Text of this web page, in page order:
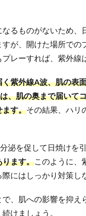
るものがないため
が、開けた場所で
レーすれば、紫外線
紫外線A波、肌の表
、肌の奥まで届いて
ます。その結果、ハリ
泌を促して日焼けを
ります。 このように、
にはしっかり対策し
、肌への影響を抑
けましょう。